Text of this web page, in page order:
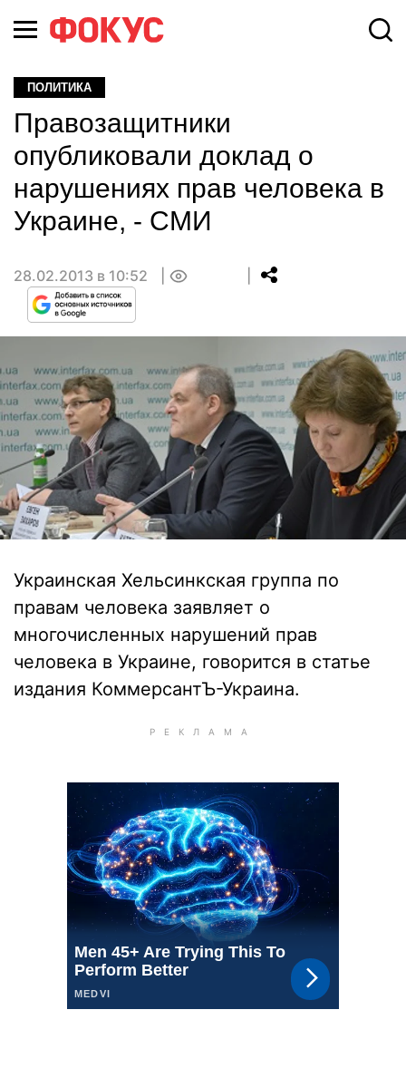
ПОЛИТИКА
Правозащитники
опубликовали доклад о
нарушениях прав человека в
Украине, - СМИ
28.02.2013 в 10:52
Украинская Хельсинкская группа по
правам человека заявляет о
многочисленных нарушений прав
человека в Украине, говорится в статье
издания КоммерсантЪ-Украина.